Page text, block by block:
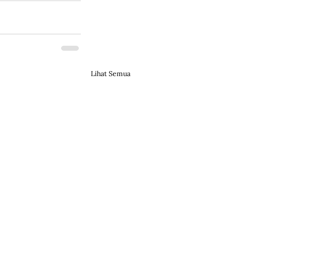
Lihat Semua